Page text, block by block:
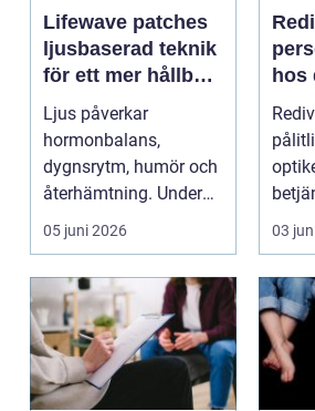
Lifewave patches
ljusbaserad teknik
för ett mer hållbart
välbefinnande
Ljus påverkar
hormonbalans,
dygnsrytm, humör och
återhämtning. Under
senare år har en ny typ
av prod...
05 juni 2026
hos
03